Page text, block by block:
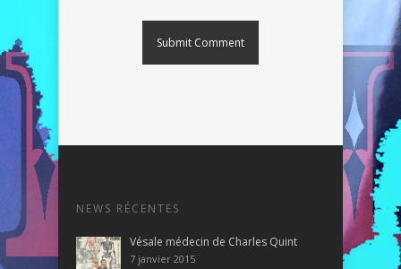
NEWS RÉCENTES
Vésale médecin de Charles Quint
7 janvier 2015